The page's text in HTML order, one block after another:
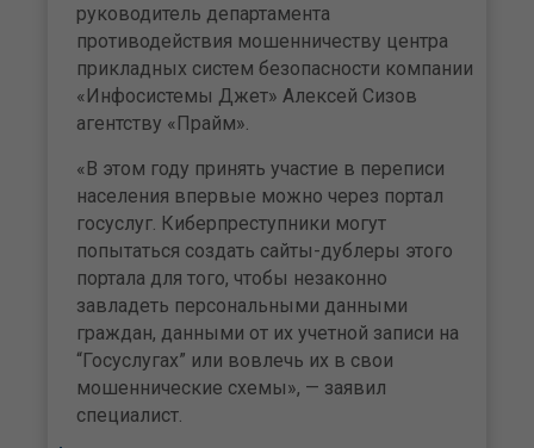
руководитель департамента
противодействия мошенничеству центра
прикладных систем безопасности компании
«Инфосистемы Джет» Алексей Сизов
агентству «Прайм».
«В этом году принять участие в переписи
населения впервые можно через портал
госуслуг. Киберпреступники могут
попытаться создать сайты-дублеры этого
портала для того, чтобы незаконно
завладеть персональными данными
граждан, данными от их учетной записи на
“Госуслугах” или вовлечь их в свои
мошеннические схемы», — заявил
специалист.